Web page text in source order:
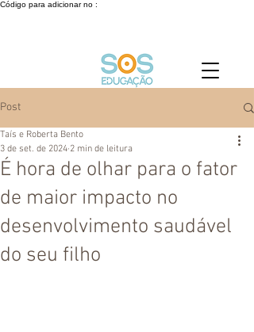
Código para adicionar no :
Post
É hora de olhar para o fator
de maior impacto no
desenvolvimento saudável
do seu filho
Taís e Roberta Bento
3 de set. de 2024 2 min de leitura